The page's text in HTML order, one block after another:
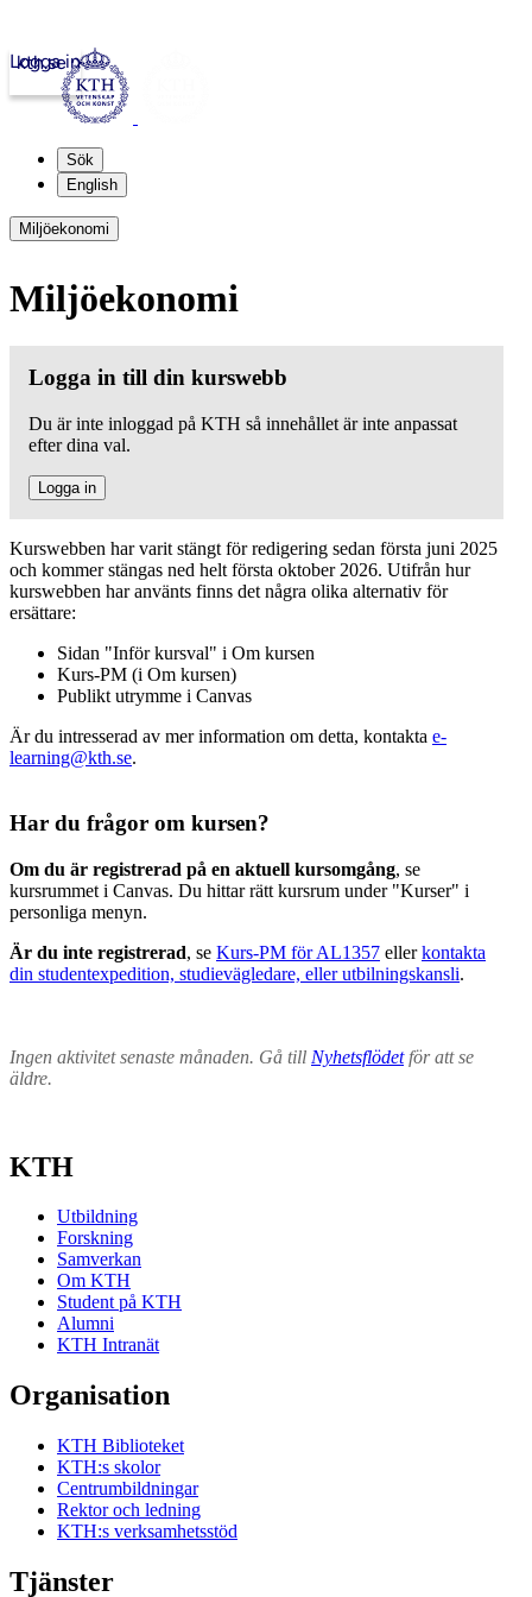
kth.se
Logga in
Sök
English
Miljöekonomi
Miljöekonomi
Logga in till din kurswebb
Du är inte inloggad på KTH så innehållet är inte anpassat
efter dina val.
Logga in
Kurswebben har varit stängt för redigering sedan första juni 2025
och kommer stängas ned helt första oktober 2026. Utifrån hur
kurswebben har använts finns det några olika alternativ för
ersättare:
Sidan "Inför kursval" i Om kursen
Kurs-PM (i Om kursen)
Publikt utrymme i Canvas
Är du intresserad av mer information om detta, kontakta e-
learning@kth.se.
Har du frågor om kursen?
Om du är registrerad på en aktuell kursomgång, se
kursrummet i Canvas. Du hittar rätt kursrum under "Kurser" i
personliga menyn.
Är du inte registrerad, se Kurs-PM för AL1357 ellerkontakta
din studentexpedition, studievägledare, eller utbilningskansli.
Ingen aktivitet senaste månaden. Gå till Nyhetsflödetför att se
äldre.
KTH
Utbildning
Forskning
Samverkan
Om KTH
Student på KTH
Alumni
KTH Intranät
Organisation
KTH Biblioteket
KTH:s skolor
Centrumbildningar
Rektor och ledning
KTH:s verksamhetsstöd
Tjänster